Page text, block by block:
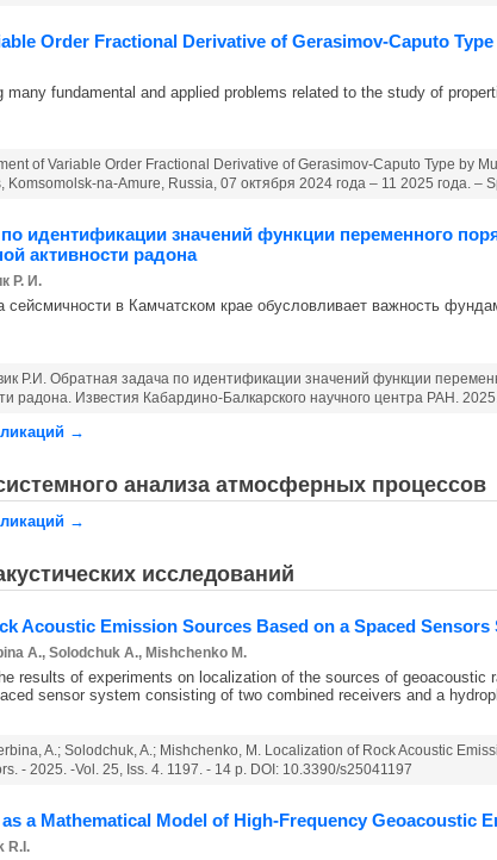
Order Fractional Derivative of Gerasimov-Caputo
many fundamental and applied problems related to the study of
of Variable Order Fractional Derivative of Gerasimov-Caputo Type by
Komsomolsk-na-Amure, Russia, 07 октября 2024 года – 11 2025 года.
идентификации значений функции переменного
активности радона
Р. И.
сейсмичности в Камчатском крае обусловливает важность
Р.И. Обратная задача по идентификации значений функции
радона. Известия Кабардино-Балкарского научного центра РАН.
→
анализа атмосферных процессов
→
исследований
Acoustic Emission Sources Based on a Spaced
A., Solodchuk A., Mishchenko M.
results of experiments on localization of the sources of
sensor system consisting of two combined receivers and a
A.; Solodchuk, A.; Mishchenko, M. Localization of Rock Acoustic
- 2025. -Vol. 25, Iss. 4. 1197. - 14 p. DOI: 10.3390/s25041197
a Mathematical Model of High-Frequency Geoacoustic
R.I.